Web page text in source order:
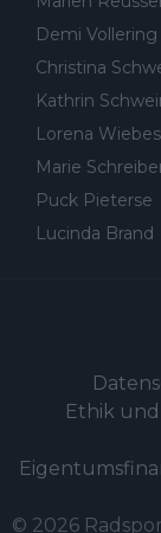
Demi Vollering
Christina
Kathrin
Lorena Wiebes
Marie
Puck Pieterse
Lucinda Brand
Ethik
© 2026